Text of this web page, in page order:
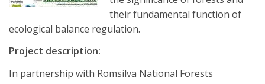
their fundamental function of
ecological balance regulation.
Project description:
In partnership with Romsilva National Forests